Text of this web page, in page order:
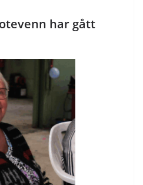
har gått